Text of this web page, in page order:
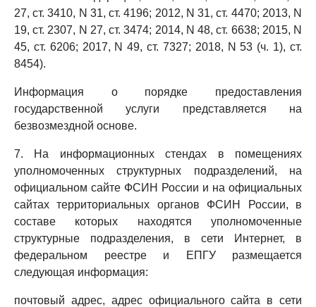
27, ст. 3410, N 31, ст. 4196; 2012, N 31, ст. 4470; 2013, N
19, ст. 2307, N 27, ст. 3474; 2014, N 48, ст. 6638; 2015, N
45, ст. 6206; 2017, N 49, ст. 7327; 2018, N 53 (ч. 1), ст.
8454).
Информация о порядке предоставления
государственной услуги представляется на
безвозмездной основе.
7. На информационных стендах в помещениях
уполномоченных структурных подразделений, на
официальном сайте ФСИН России и на официальных
сайтах территориальных органов ФСИН России, в
составе которых находятся уполномоченные
структурные подразделения, в сети Интернет, в
федеральном реестре и ЕПГУ размещается
следующая информация:
почтовый адрес, адрес официального сайта в сети